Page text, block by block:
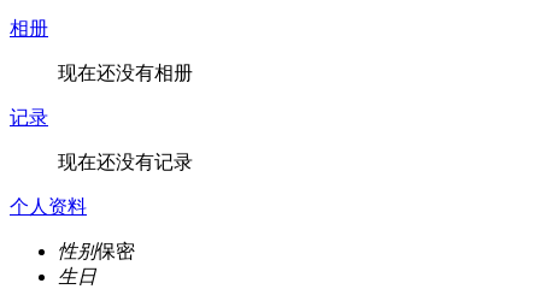
相册
现在还没有相册
记录
现在还没有记录
个人资料
性别保密
生日